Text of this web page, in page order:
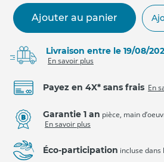
Ajouter au panier
Livraison entre le 19/08/
En savoir plus
Payez en 4X* sans frais En
Garantie 1 an pièce, main
En savoir plus
Éco-participation incluse dans